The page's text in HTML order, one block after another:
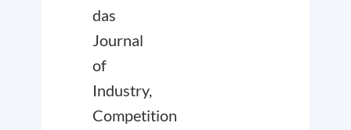
das
Journal
of
Industry,
Competition